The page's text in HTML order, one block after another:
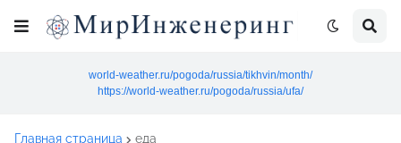
world-weather.ru/pogoda/russia/tikhvin/month/
https://world-weather.ru/pogoda/russia/ufa/
Главная страница еда